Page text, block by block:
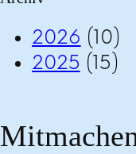
2026 (10)
2025 (15)